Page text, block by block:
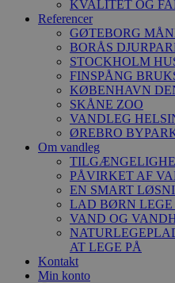
KVALITET OG
Referencer
GØTEBORG
BORÅS
STOCKHOLM
FINSPÅNG
KØBENHAVN
SKÅNE ZOO
VANDLEG
ØREBRO
Om vandleg
PÅVIRKET AF
EN SMART
LAD BØRN LEGE
VAND OG
AT LEGE PÅ
Kontakt
Min konto